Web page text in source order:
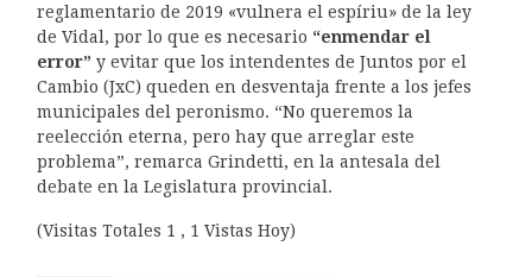
reglamentario de 2019 «vulnera el espíriu» de la ley
de Vidal, por lo que es necesario “enmendar el
error” y evitar que los intendentes de Juntos por el
Cambio (JxC) queden en desventaja frente a los jefes
municipales del peronismo. “No queremos la
reelección eterna, pero hay que arreglar este
problema”, remarca Grindetti, en la antesala del
debate en la Legislatura provincial.
(Visitas Totales 1 , 1 Vistas Hoy)